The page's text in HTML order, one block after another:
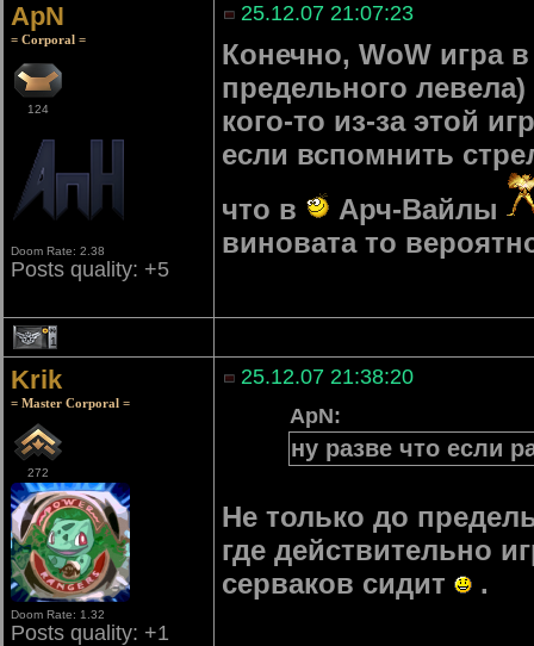
ApN
= Corporal =
124
Doom Rate: 2.38
Posts quality: +5
25.12.07 21:07:23
Конечно, WoW игра
предельного
кого-то из-за этой
если вспомнить
что в
Арч-Вайлы
виновата то
1
Krik
= Master Corporal =
272
Doom Rate: 1.32
Posts quality: +1
25.12.07 21:38:20
ApN:
ну разве что если
Не только до
где действительно
серваков сидит
.